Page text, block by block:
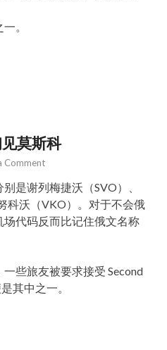
。
莫斯科
Comment
是谢列梅捷沃（SVO）、
科沃（VKO）。对于不会俄
代码反而比记住俄文名称
些旅友被要求接受 Second
其中之一。